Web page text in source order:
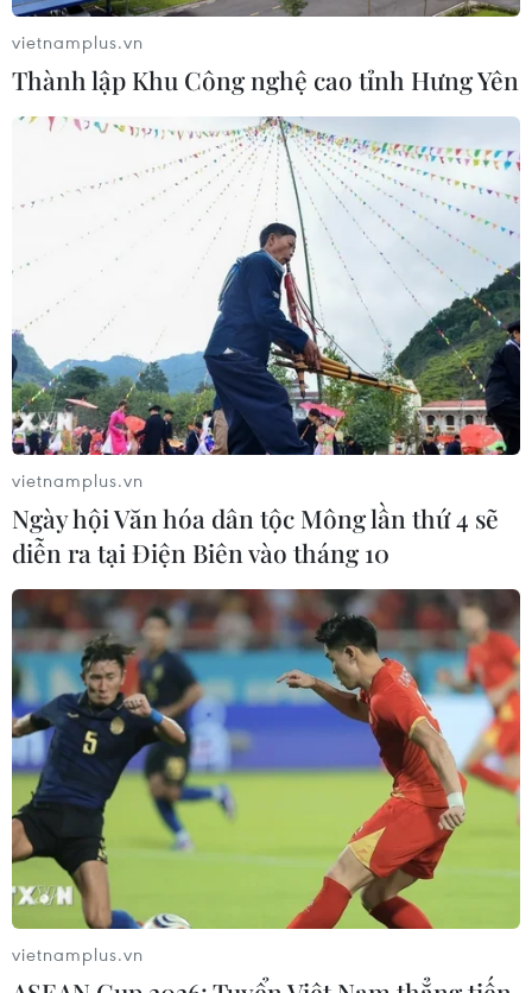
Triệt phá đường dây ma túy lớn từ
Campuchia về Việt Nam tiêu thụ
05/12/2016 03:12
Công an Thành phố Hồ Chí Minh vừa triệt phá thành
công một đường dây ma túy lớn từ Campuchia đem về
Việt Nam tiêu thụ do Nguyễn Duy Thạch Thảo điều
hành.
Việt Nam-Campuchia-Lào tăng hợp tác
phòng chống tội phạm ma túy
06/12/2016 11:36
vietnamplus.vn
Thành lập Khu Công nghệ cao tỉnh Hưng Yên
vietnamplus.vn
Ngày hội Văn hóa dân tộc Mông lần thứ 4 sẽ
diễn ra tại Điện Biên vào tháng 10
vietnamplus.vn